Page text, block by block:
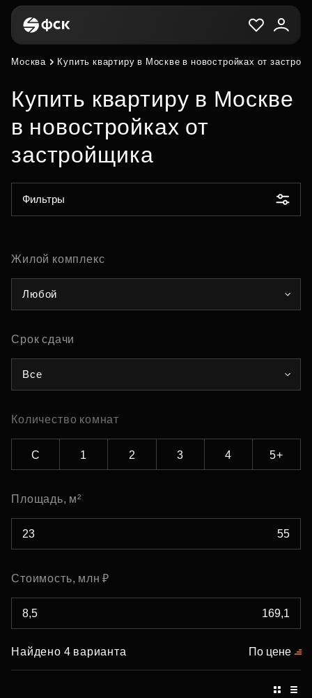
Москва Купить квартиру в Москве в новостройках от
Купить квартиру в Москве
в новостройках от
застройщика
Фильтры
Жилой комплекс
Любой
Срок сдачи
Все
Количество комнат
С 1 2 3 4 5+
Площадь, м²
Стоимость, млн ₽
Найдено 4 варианта По цене